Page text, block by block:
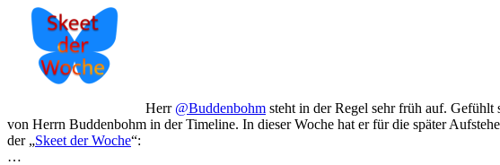
Herr @Buddenbohm steht in der Regel sehr früh auf.
von Herrn Buddenbohm in der Timeline. In dieser Woche hat er für die später
der „Skeet der Woche“:
…